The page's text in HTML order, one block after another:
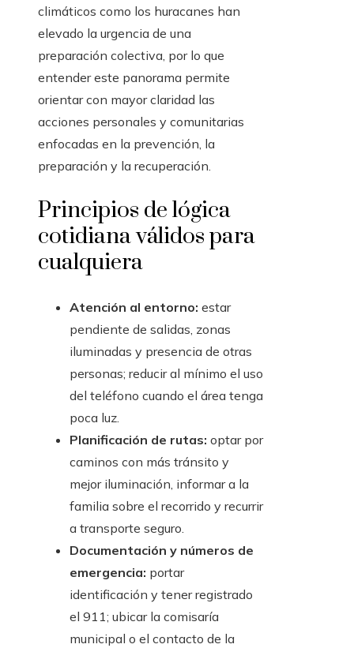
climáticos como los huracanes han
elevado la urgencia de una
preparación colectiva, por lo que
entender este panorama permite
orientar con mayor claridad las
acciones personales y comunitarias
enfocadas en la prevención, la
preparación y la recuperación.
Principios de lógica
cotidiana válidos para
cualquiera
Atención al entorno: estar
pendiente de salidas, zonas
iluminadas y presencia de otras
personas; reducir al mínimo el uso
del teléfono cuando el área tenga
poca luz.
Planificación de rutas: optar por
caminos con más tránsito y
mejor iluminación, informar a la
familia sobre el recorrido y recurrir
a transporte seguro.
Documentación y números de
emergencia: portar
identificación y tener registrado
el 911; ubicar la comisaría
municipal o el contacto de la